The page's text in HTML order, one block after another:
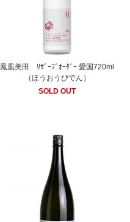
鳳凰美田 ﾘｻﾞｰﾌﾞｵｰﾀﾞｰ 愛国720ml
（ほうおうびでん）
SOLD OUT